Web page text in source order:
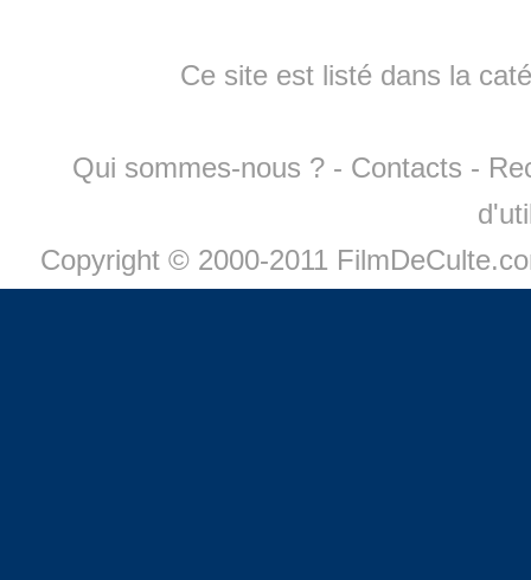
Ce site est listé dans la
Qui sommes-nous ? - Contacts -
Copyright © 2000-2011